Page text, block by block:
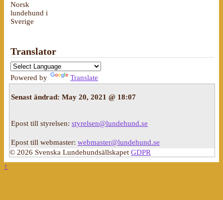
Norsk
lundehund i
Sverige
Translator
Powered by Translate
Senast ändrad: May 20, 2021 @ 18:07
Epost till styrelsen: styrelsen@lundehund.se
Epost till webmaster: webmaster@lundehund.se
© 2026 Svenska Lundehundsällskapet GDPR
↑